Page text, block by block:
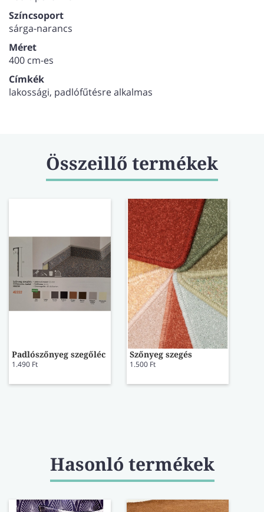
Színcsoport
sárga-narancs
Méret
400 cm-es
Címkék
lakossági, padlófűtésre alkalmas
Összeillő termékek
Padlószőnyeg szegőléc
1.490 Ft
Szőnyeg szegés
1.500 Ft
Hasonló termékek